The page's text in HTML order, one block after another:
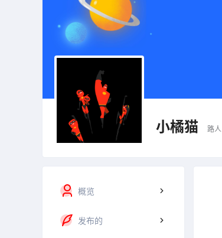
小橘猫 路人
概览
发布的